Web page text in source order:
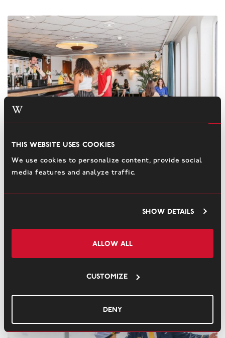
This website uses cookies
We use cookies to personalize content, provide social
media features and analyze traffic.
Show details
Allow all
Customize
Deny
Bars
Een borrel aan de bar of een cocktail with a view? Van een kopje
koffie met iets lekkers of een high tea tot een ontspannen drankje
Bar of de Captains Lounge.